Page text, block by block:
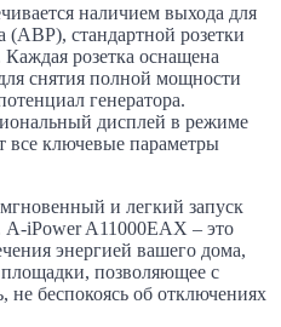
наличием выхода для
(АВР), стандартной розетки
розетка оснащена
снятия полной мощности
генератора.
дисплей в режиме
все ключевые параметры
и легкий запуск
A-iPower A11000EAX – это
энергией вашего дома,
площадки, позволяющее с
не беспокоясь об отключениях